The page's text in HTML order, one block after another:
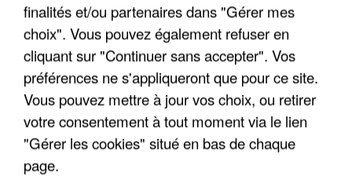
finalités et/ou partenaires dans "Gérer mes
choix". Vous pouvez également refuser en
cliquant sur "Continuer sans accepter". Vos
préférences ne s'appliqueront que pour ce site.
Vous pouvez mettre à jour vos choix, ou retirer
votre consentement à tout moment via le lien
"Gérer les cookies" situé en bas de chaque
page.